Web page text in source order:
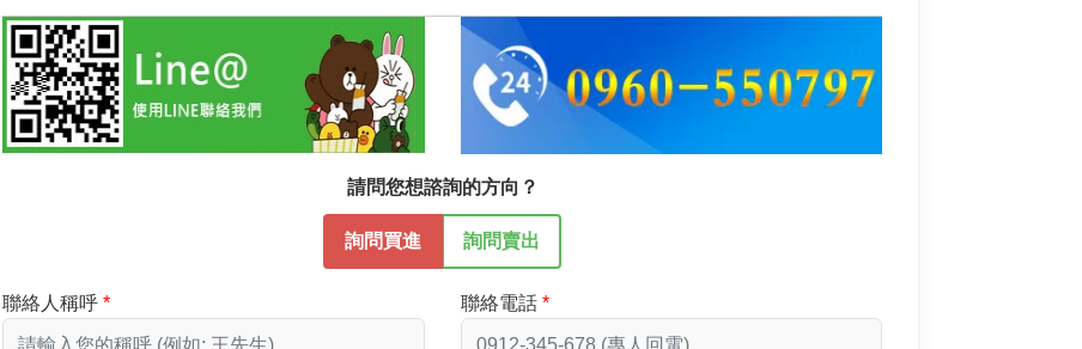
請問您想諮詢的方向？
詢問買進 詢問賣出
聯絡人稱呼 聯絡電話